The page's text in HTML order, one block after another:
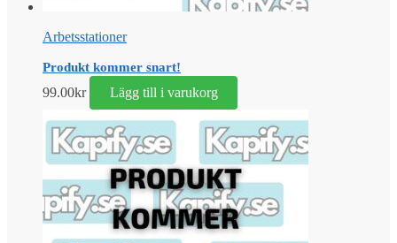
Arbetsstationer
Produkt kommer snart!
99.00kr Lägg till i varukorg